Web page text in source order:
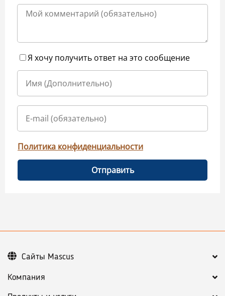
Я хочу получить ответ на это сообщение
Политика конфиденциальности
Отправить
Компания
Сайты Mascus